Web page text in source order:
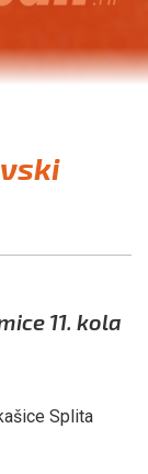
11. kola
Splita